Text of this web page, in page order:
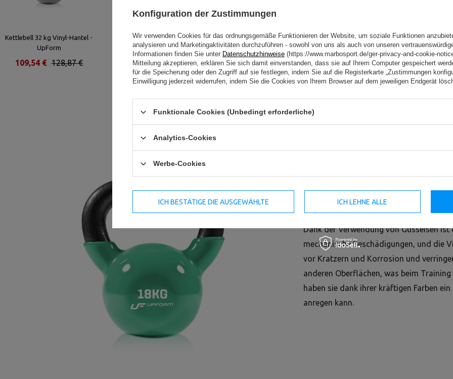
Kettlebell 32 kg Vinyl-Hantel -
UpForm
128,87 €
109,54 €
Kettlebell 6 kg Vinyl-Hantel -
UpForm
43,02 €
36,57 €
Kettlebell 28 kg Vinyl-Hantel -
UpForm
115,45 €
98,13 €
Kettlebell 10 kg Vinyl-Hantel -
UpForm
60,45 €
51,38 €
Dank der Verwendung von Gusseisen
mechanische Beschädigungen, und die
vor Kratzern und Korrosion und
anderen Oberflächen, was beim
haben sie dank ihrer kräftigen Farben
anregen kann.
Konfiguration der Zustimmungen
Wir verwenden Cookies für das ordnungsgemäße Funktionieren der Website, um soziale Funktionen
analysieren und Marketingaktivitäten durchzuführen - sowohl von uns als auch von unseren
Informationen finden Sie unter Datenschutzhinweise (https://www.marbosport.de/ger-privacy-and-cookie-
Mitteilung akzeptieren, erklären Sie sich damit einverstanden, dass sie auf Ihrem Computer gespeichert
für die Speicherung oder den Zugriff auf sie festlegen, indem Sie auf die Registerkarte „Zustimmungen
Einwilligung jederzeit widerrufen, indem Sie die Cookies von Ihrem Browser auf dem jeweiligen Endgerät
Funktionale Cookies (Unbedingt erforderliche)
Analytics-Cookies
Werbe-Cookies
ICH BESTÄTIGE DIE AUSGEWÄHLTE ICH LEHNE ALLE